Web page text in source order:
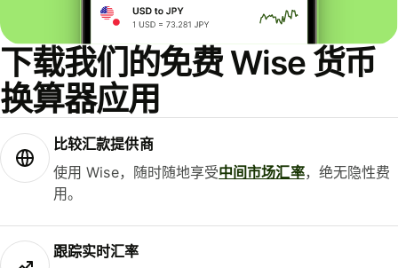
下载我们的免费 Wise 货币
换算器应用
比较汇款提供商
使用 Wise，随时随地享受中间市场汇率，绝无隐性费
用。
跟踪实时汇率